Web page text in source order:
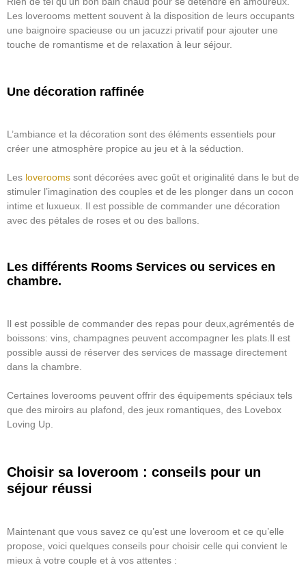
Les loverooms mettent souvent à la disposition de leurs occupants
une baignoire spacieuse ou un jacuzzi privatif pour ajouter une
touche de romantisme et de relaxation à leur séjour.
Une décoration raffinée
L’ambiance et la décoration sont des éléments essentiels pour
créer une atmosphère propice au jeu et à la séduction.
Les loverooms sont décorées avec goût et originalité dans le but de
stimuler l’imagination des couples et de les plonger dans un cocon
intime et luxueux. Il est possible de commander une décoration
avec des pétales de roses et ou des ballons.
Les différents Rooms Services ou services en
chambre.
Il est possible de commander des repas pour deux,agrémentés de
boissons: vins, champagnes peuvent accompagner les plats.Il est
possible aussi de réserver des services de massage directement
dans la chambre.
Certaines loverooms peuvent offrir des équipements spéciaux tels
que des miroirs au plafond, des jeux romantiques, des Lovebox
Loving Up.
Choisir sa loveroom : conseils pour un
séjour réussi
Maintenant que vous savez ce qu’est une loveroom et ce qu’elle
propose, voici quelques conseils pour choisir celle qui convient le
mieux à votre couple et à vos attentes :